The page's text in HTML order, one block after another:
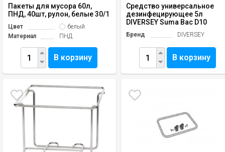
Пакеты для мусора 60л,
ПНД, 40шт, рулон, белые 30/1
Цвет
белый
Материал
ПНД
В корзину
Средство универсальное
дезинфецирующее 5л
DIVERSEY Suma Bac D10
Бренд DIVERSEY
В корзину